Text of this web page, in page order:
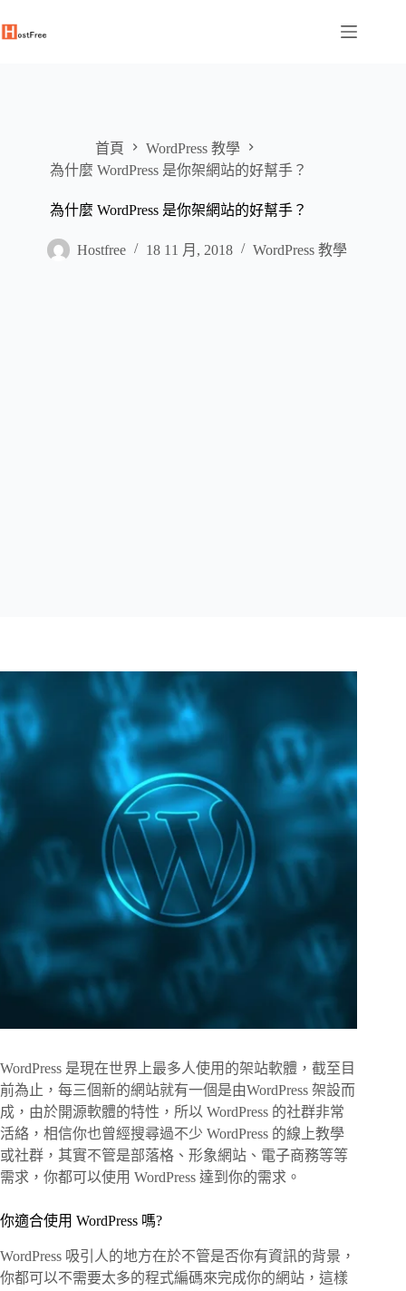
至
首頁
WordPress 教學
為什麼 WordPress 是你架網站的好幫手？
為什麼 WordPress 是你架網站的好幫手？
Hostfree 18 11 月, 2018 WordPress 教學
WordPress 是現在世界上最多人使用的架站軟體，截至目
前為止，每三個新的網站就有一個是由WordPress 架設而
成，由於開源軟體的特性，所以 WordPress 的社群非常
活絡，相信你也曾經搜尋過不少 WordPress 的線上教學
或社群，其實不管是部落格、形象網站、電子商務等等
需求，你都可以使用 WordPress 達到你的需求。
你適合使用 WordPress 嗎?
WordPress 吸引人的地方在於不管是否你有資訊的背景，
你都可以不需要太多的程式編碼來完成你的網站，這樣